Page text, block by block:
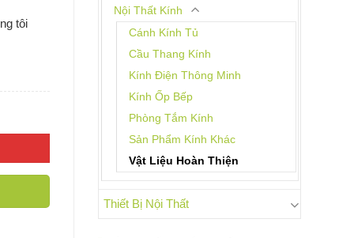
Nội Thất Kính
Cánh Kính Tủ
Cầu Thang Kính
Kính Điện Thông Minh
Kính Ốp Bếp
Phòng Tắm Kính
Sản Phẩm Kính Khác
Vật Liệu Hoàn Thiện
Thiết Bị Nội Thất
tôi